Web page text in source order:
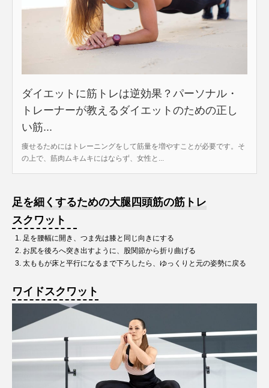
ダイエットに筋トレは逆効果？パーソナル・
トレーナーが教えるダイエットのための正し
い筋...
痩せるためにはトレーニングをして筋量を増やすことが必要です。そ
の上で、筋肉ムキムキにはならず、女性と...
足を細くするための大腿四頭筋の筋トレ
スクワット
足を腰幅に開き、つま先は膝と同じ向きにする
お尻を後ろへ突き出すように、股関節から折り曲げる
太ももが床と平行になるまで下ろしたら、ゆっくりと元の姿勢に戻る
ワイドスクワット